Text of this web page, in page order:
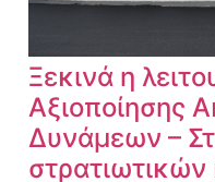
Ξεκινά η
Αξιοποίησης
Δυνάμεων –
στρατιωτικών